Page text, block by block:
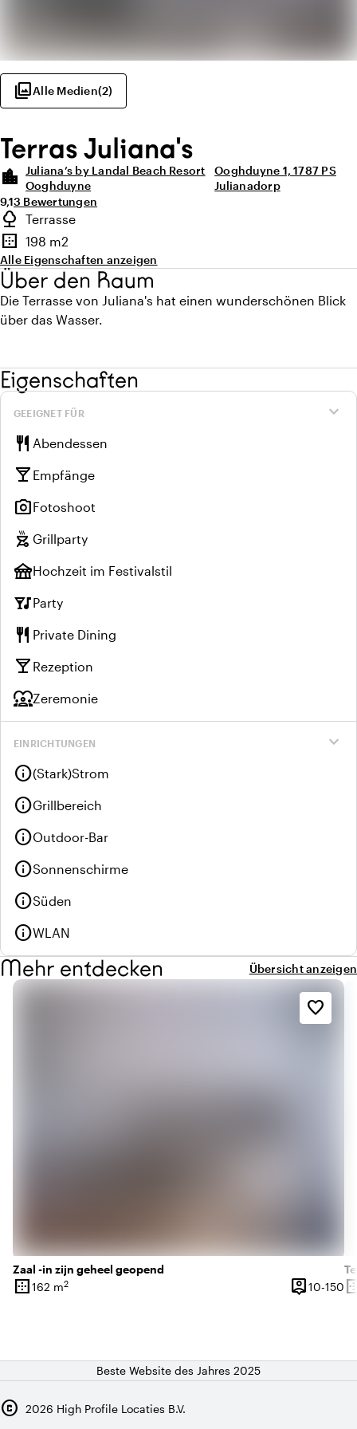
photo_libraryAlle Medien(2)
Terras Juliana's
location_city
Juliana’s by Landal Beach Resort
Ooghduyne
Ooghduyne 1, 1787 PS
Julianadorp
Durchschnittliche Bewertung von 9,1 von 10
9,1Anzahl der Bewertungen: 3
3 Bewertungen
Highlights
nature
Art des Außenbereichs
Terrasse
border_outer
Fläche
198 m2
Alle Eigenschaften anzeigen
Über den Raum
Die Terrasse von Juliana's hat einen wunderschönen Blick
über das Wasser.
Eigenschaften
expand_more
GEEIGNET FÜR
restaurant Abendessen
local_bar Empfänge
photo_cameraFotoshoot
outdoor_grill Grillparty
festivalHochzeit im Festivalstil
nightlifeParty
restaurant Private Dining
local_bar Rezeption
diversity_1Zeremonie
expand_more
EINRICHTUNGEN
info(Stark)Strom
infoGrillbereich
infoOutdoor-Bar
infoSonnenschirme
infoSüden
infoWLAN
Mehr entdecken Übersicht anzeigen
Zaal -in zijn geheel geopend
border_outer
Oberfläche
162 m2 person_pin
Kapazität
10-150
favorite_border
Beste Website des Jahres 2025
copyright 2026 High Profile Locaties B.V.